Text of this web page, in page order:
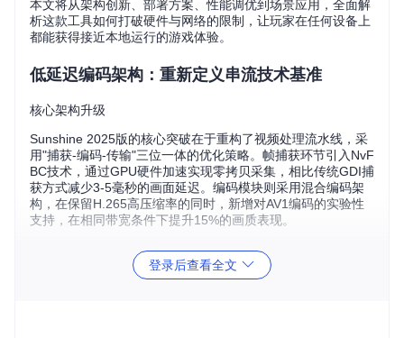
本文将从架构创新、部署方案、性能调优到场景应用，全面解
析这款工具如何打破硬件与网络的限制，让玩家在任何设备上
都能获得接近本地运行的游戏体验。
低延迟编码架构：重新定义串流技术基准
核心架构升级
Sunshine 2025版的核心突破在于重构了视频处理流水线，采
用"捕获-编码-传输"三位一体的优化策略。帧捕获环节引入NvF
BC技术，通过GPU硬件加速实现零拷贝采集，相比传统GDI捕
获方式减少3-5毫秒的画面延迟。编码模块则采用混合编码架
构，在保留H.265高压缩率的同时，新增对AV1编码的实验性
支持，在相同带宽条件下提升15%的画质表现。
传输层采用动态比特率调节机制，通过实时网络质量监测自动
调整码率输出。当检测到网络抖动时，系统会在200毫秒内将
码率从基础值（如10Mbps）动态降至8Mbps，待网络恢复后
登录后查看全文